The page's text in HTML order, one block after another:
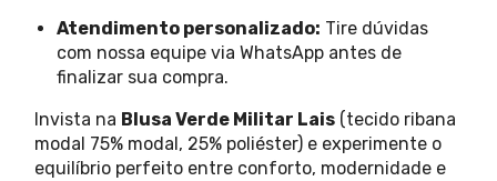
Atendimento personalizado: Tire dúvidas
com nossa equipe via WhatsApp antes de
finalizar sua compra.
Invista na Blusa Verde Militar Lais (tecido ribana
modal 75% modal, 25% poliéster) e experimente o
equilíbrio perfeito entre conforto, modernidade e